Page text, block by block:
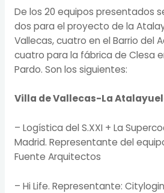
De los 20 equipos presentados
dos para el proyecto de la
Vallecas, cuatro en el Barrio del
cuatro para la fábrica de Clesa
Pardo. Son los siguientes:
Villa de Vallecas-La
– Logística del S.XXI + La
Madrid. Representante del
Fuente Arquitectos
– Hi Life. Representante: Citylogin